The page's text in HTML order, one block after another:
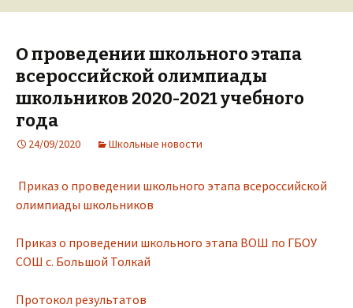
О проведении школьного этапа
всероссийской олимпиады
школьников 2020-2021 учебного
года
24/09/2020 Школьные новости
Приказ о проведении школьного этапа всероссийской
олимпиады школьников
Приказ о проведении школьного этапа ВОШ по ГБОУ
СОШ с. Большой Толкай
Протокол результатов